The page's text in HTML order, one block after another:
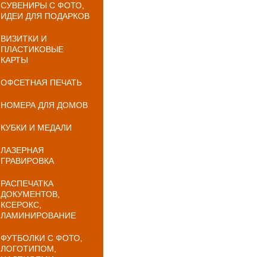
СУВЕНИРЫ С ФОТО,
ИДЕИ ДЛЯ ПОДАРКОВ
ВИЗИТКИ И
ПЛАСТИКОВЫЕ
КАРТЫ
ОФСЕТНАЯ ПЕЧАТЬ
НОМЕРА ДЛЯ ДОМОВ
КУБКИ И МЕДАЛИ
ЛАЗЕРНАЯ
ГРАВИРОВКА
РАСПЕЧАТКА
ДОКУМЕНТОВ,
КСЕРОКС,
ЛАМИНИРОВАНИЕ
ФУТБОЛКИ С ФОТО,
ЛОГОТИПОМ,